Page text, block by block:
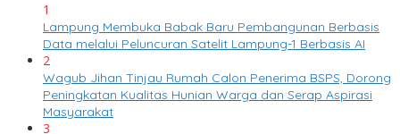
1
Lampung Membuka Babak Baru Pembangunan Berbasis
Data melalui Peluncuran Satelit Lampung-1 Berbasis AI
2
Wagub Jihan Tinjau Rumah Calon Penerima BSPS, Dorong
Peningkatan Kualitas Hunian Warga dan Serap Aspirasi
Masyarakat
3